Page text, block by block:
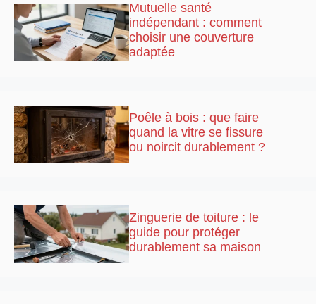
Mutuelle santé
indépendant : comment
choisir une couverture
adaptée
Poêle à bois : que faire
quand la vitre se fissure
ou noircit durablement ?
Zinguerie de toiture : le
guide pour protéger
durablement sa maison